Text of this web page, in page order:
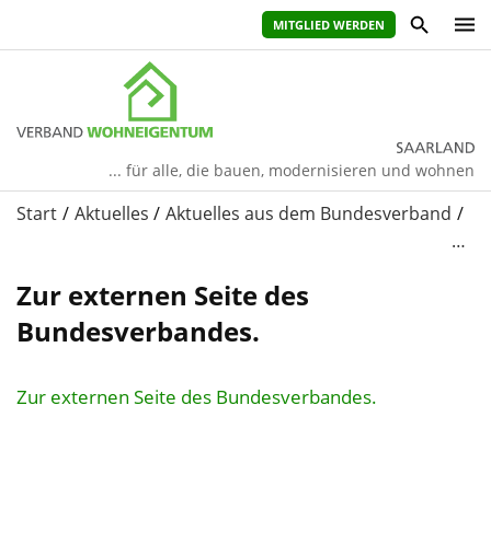
MITGLIED WERDEN
... für alle, die bauen, modernisieren und wohnen
Start Aktuelles
Aktuelles aus dem Bundesverband
…
Zur externen Seite des
Bundesverbandes.
Zur externen Seite des Bundesverbandes.